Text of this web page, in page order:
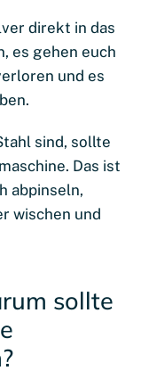
direkt in das
es gehen euch
und es
sind, sollte
Das ist
abpinseln,
wischen und
sollte